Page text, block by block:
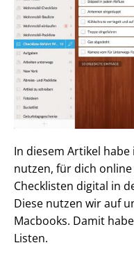
In diesem Artikel
nutzen, für dich
Checklisten digital in
Diese nutzen wir auf
Macbooks. Damit
Listen.